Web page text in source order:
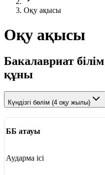
Оқу ақысы
Оқу ақысы
Бакалавриат
құны
Күндізгі бөлім (4 оқу жылы)
ББ атауы
Аударма ісі